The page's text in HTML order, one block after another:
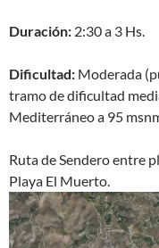
Duración: 2:30 a 3 Hs.
Dificultad: Moderada
tramo de dificultad
Mediterráneo a 95
Ruta de Sendero entre
Playa El Muerto.